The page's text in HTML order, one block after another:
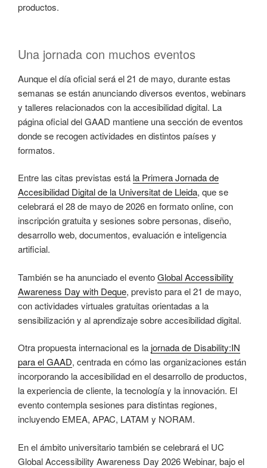
productos.
Una jornada con muchos eventos
Aunque el día oficial será el 21 de mayo, durante estas
semanas se están anunciando diversos eventos, webinars
y talleres relacionados con la accesibilidad digital. La
página oficial del GAAD mantiene una sección de eventos
donde se recogen actividades en distintos países y
formatos.
Entre las citas previstas está la Primera Jornada de
Accesibilidad Digital de la Universitat de Lleida, que se
celebrará el 28 de mayo de 2026 en formato online, con
inscripción gratuita y sesiones sobre personas, diseño,
desarrollo web, documentos, evaluación e inteligencia
artificial.
También se ha anunciado el eventoGlobal Accessibility
Awareness Day with Deque, previsto para el 21 de mayo,
con actividades virtuales gratuitas orientadas a la
sensibilización y al aprendizaje sobre accesibilidad digital.
Otra propuesta internacional es lajornada de Disability:IN
para el GAAD, centrada en cómo las organizaciones están
incorporando la accesibilidad en el desarrollo de productos,
la experiencia de cliente, la tecnología y la innovación. El
evento contempla sesiones para distintas regiones,
incluyendo EMEA, APAC, LATAM y NORAM.
En el ámbito universitario también se celebrará el UC
Global Accessibility Awareness Day 2026 Webinar, bajo el